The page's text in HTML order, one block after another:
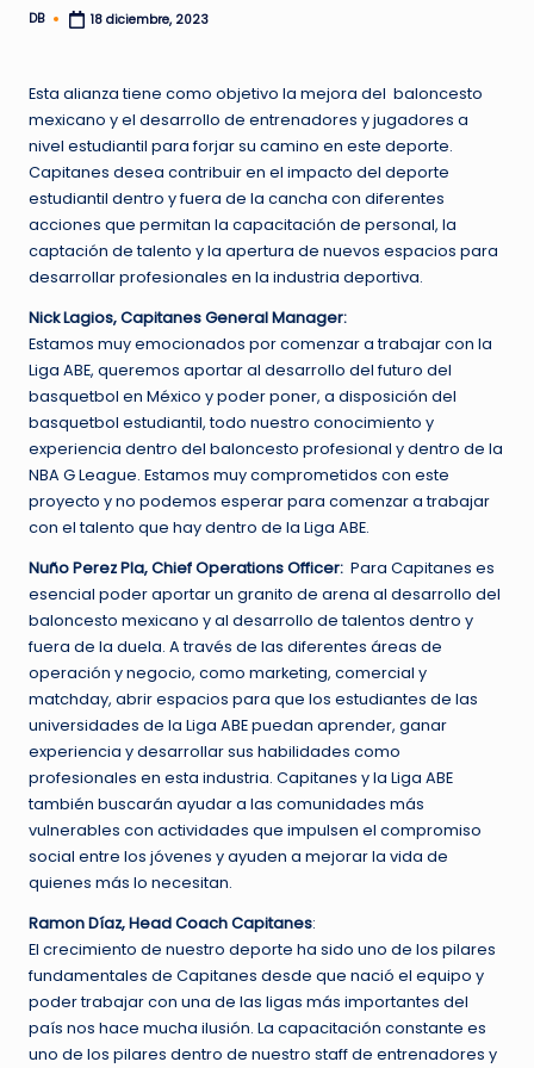
Publicado
DB 18 diciembre, 2023
Esta alianza tiene como objetivo la mejora del baloncesto
mexicano y el desarrollo de entrenadores y jugadores a
nivel estudiantil para forjar su camino en este deporte.
Capitanes desea contribuir en el impacto del deporte
estudiantil dentro y fuera de la cancha con diferentes
acciones que permitan la capacitación de personal, la
captación de talento y la apertura de nuevos espacios para
desarrollar profesionales en la industria deportiva.
Nick Lagios, Capitanes General Manager:
Estamos muy emocionados por comenzar a trabajar con la
Liga ABE, queremos aportar al desarrollo del futuro del
basquetbol en México y poder poner, a disposición del
basquetbol estudiantil, todo nuestro conocimiento y
experiencia dentro del baloncesto profesional y dentro de la
NBA G League. Estamos muy comprometidos con este
proyecto y no podemos esperar para comenzar a trabajar
con el talento que hay dentro de la Liga ABE.
Nuño Perez Pla, Chief Operations Officer: Para Capitanes es
esencial poder aportar un granito de arena al desarrollo del
baloncesto mexicano y al desarrollo de talentos dentro y
fuera de la duela. A través de las diferentes áreas de
operación y negocio, como marketing, comercial y
matchday, abrir espacios para que los estudiantes de las
universidades de la Liga ABE puedan aprender, ganar
experiencia y desarrollar sus habilidades como
profesionales en esta industria. Capitanes y la Liga ABE
también buscarán ayudar a las comunidades más
vulnerables con actividades que impulsen el compromiso
social entre los jóvenes y ayuden a mejorar la vida de
quienes más lo necesitan.
Ramon Díaz, Head Coach Capitanes:
El crecimiento de nuestro deporte ha sido uno de los pilares
fundamentales de Capitanes desde que nació el equipo y
poder trabajar con una de las ligas más importantes del
país nos hace mucha ilusión. La capacitación constante es
uno de los pilares dentro de nuestro staff de entrenadores y